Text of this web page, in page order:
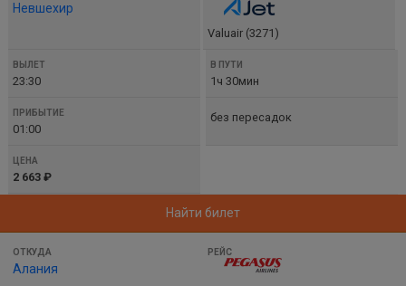
Невшехир
Valuair (3271)
23:30 1ч 30мин
01:00
без пересадок
2 663 ₽
Найти билет
Алания